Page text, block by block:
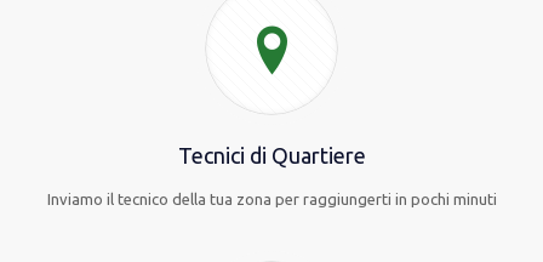
Tecnici di Quartiere
Inviamo il tecnico della tua zona per raggiungerti in pochi minuti